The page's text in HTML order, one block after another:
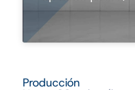
Producción